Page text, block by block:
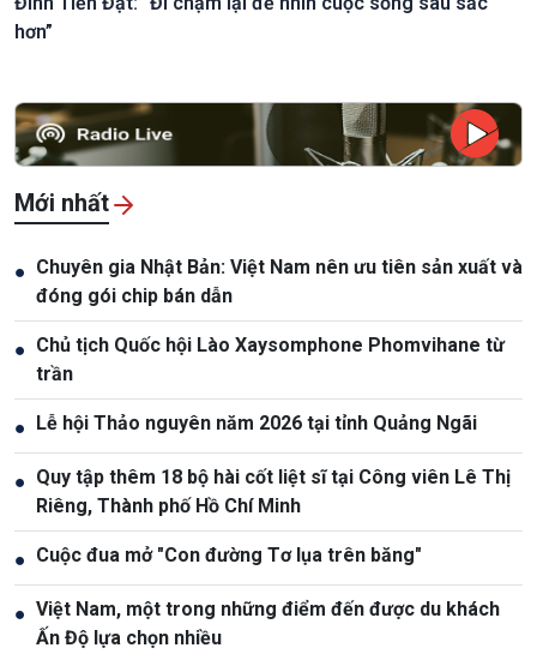
hơn”
Mới nhất
● Chuyên gia Nhật Bản: Việt Nam nên ưu tiên sản xuất và
đóng gói chip bán dẫn
● Chủ tịch Quốc hội Lào Xaysomphone Phomvihane từ
trần
● Lễ hội Thảo nguyên năm 2026 tại tỉnh Quảng Ngãi
● Quy tập thêm 18 bộ hài cốt liệt sĩ tại Công viên Lê Thị
Riêng, Thành phố Hồ Chí Minh
● Cuộc đua mở "Con đường Tơ lụa trên băng"
● Việt Nam, một trong những điểm đến được du khách
Ấn Độ lựa chọn nhiều